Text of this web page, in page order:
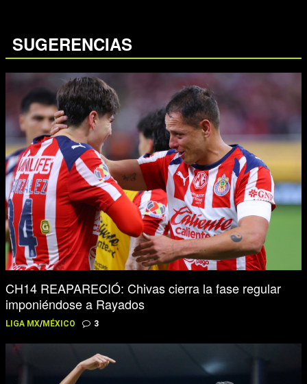
SUGERENCIAS
CH14 REAPARECIÓ: Chivas cierra la fase regular
imponiéndose a Rayados
LIGA MX/MÉXICO 3